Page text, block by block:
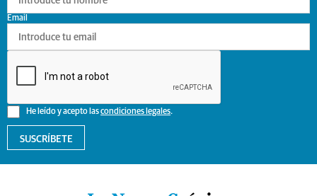
He leído y acepto lascondiciones legales.
Email
SUSCRÍBETE